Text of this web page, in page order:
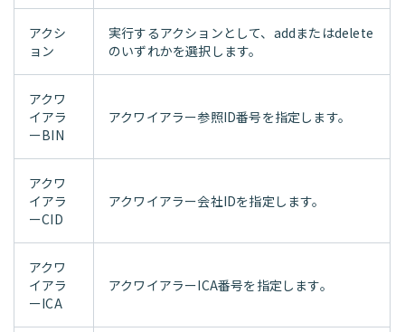
アクシ
ョン
実行するアクションとして、addまたはdelete
のいずれかを選択します。
アクワ
イアラ
ーBIN
アクワイアラー参照ID番号を指定します。
アクワ
イアラ
ーCID
アクワイアラー会社IDを指定します。
アクワ
イアラ
ーICA
アクワイアラーICA番号を指定します。